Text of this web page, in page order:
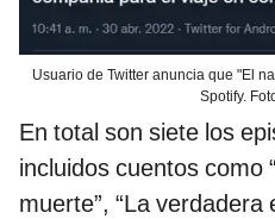
Usuario de Twitter anuncia que "El
Spotify.
En total son siete los
incluidos cuentos como
muerte”, “La verdadera